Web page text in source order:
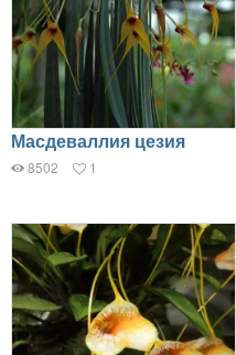
Масдеваллия цезия
8502 1